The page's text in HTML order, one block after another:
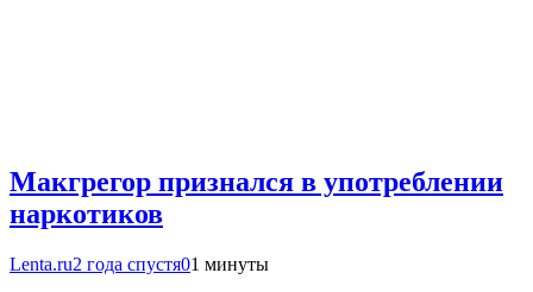
Макгрегор признался в употреблении
наркотиков
Lenta.ru2 года спустя01 минуты